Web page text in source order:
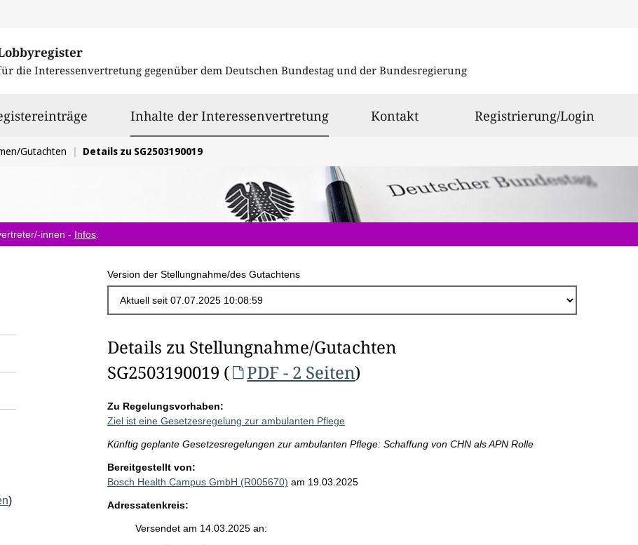
die Interessenvertretung gegenüber dem Deutschen Bundestag und der Bundesregierung
Inhalte der Interessenvertretungausgewählt
Kontakt Registrierung/Login
Gutachten Details zu SG2503190019
innen - Infos
Version der Stellungnahme/des Gutachtens
)
Details zu Stellungnahme/Gutachten
SG2503190019 (
PDF - 2 Seiten)
Zu Regelungsvorhaben:
Ziel ist eine Gesetzesregelung zur ambulanten Pflege
Künftig geplante Gesetzesregelungen zur ambulanten Pflege: Schaffung von CHN als APN Rolle
Bereitgestellt von:
Bosch Health Campus GmbH (R005670) am 19.03.2025
Adressatenkreis:
Versendet am 14.03.2025 an: